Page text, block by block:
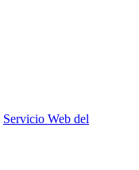
Servicio Web del